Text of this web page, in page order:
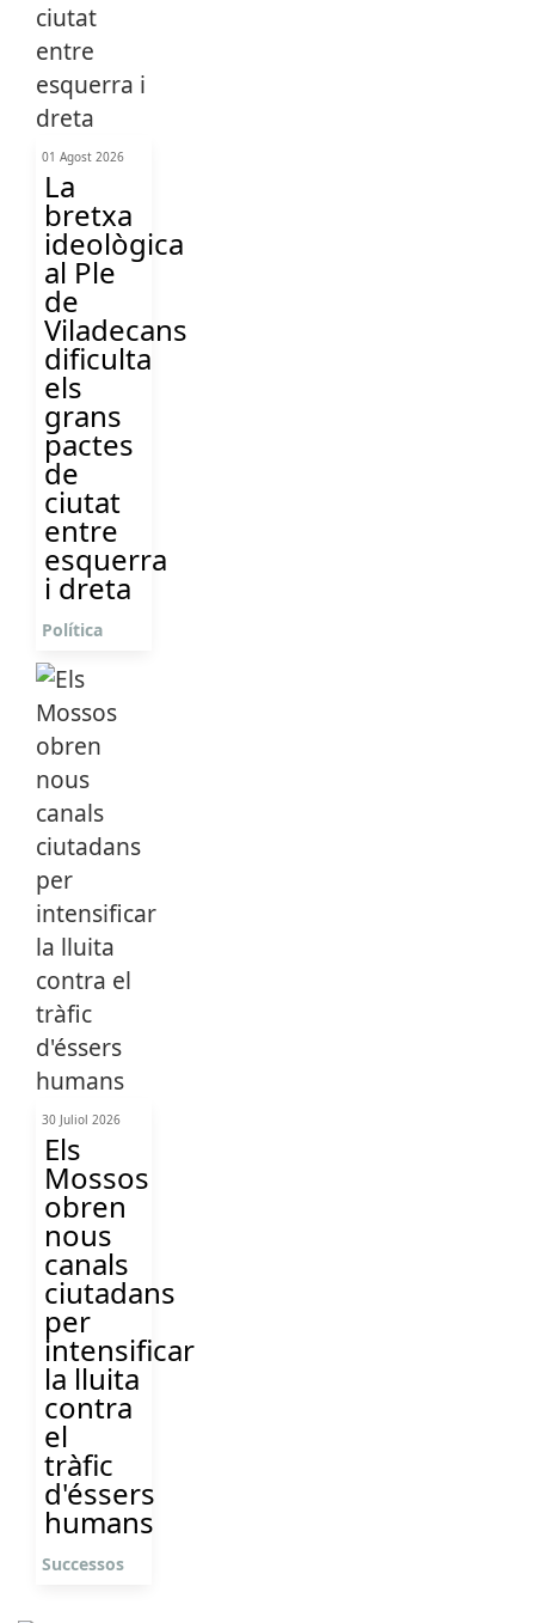
01 Agost 2026
La
bretxa
ideològica
al Ple
de
Viladecans
dificulta
els
grans
pactes
de
ciutat
entre
esquerra
i dreta
Política
30 Juliol 2026
Els
Mossos
obren
nous
canals
ciutadans
per
intensificar
la lluita
contra
el
tràfic
d'éssers
humans
Successos